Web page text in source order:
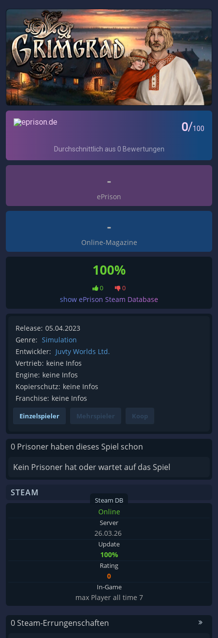
-
ePrison
-
Online-Magazine
100%
0 0
show ePrison Steam Database
Release: 05.04.2023
Genre: Simulation
Entwickler: Juvty Worlds Ltd.
Vertrieb: keine Infos
Engine: keine Infos
Kopierschutz: keine Infos
Franchise: keine Infos
Einzelspieler Mehrspieler Koop
0 Prisoner haben dieses Spiel schon
Kein Prisoner hat oder wartet auf das Spiel
STEAM
Steam DB
Online
Server
26.03.26
Update
100%
Rating
0
In-Game
max Player all time 7
0 Steam-Errungenschaften